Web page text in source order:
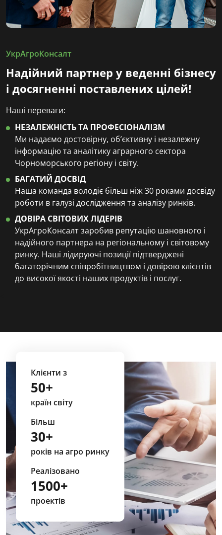
УкрАгроКонсалт
Надійний партнер у веденні бізнесу
і досягненні поставлених цілей!
Наші переваги:
НЕЗАЛЕЖНІСТЬ ТА ПРОФЕСІОНАЛІЗМ
Ми надаємо достовірну, об’єктивну і незалежну
інформацію та аналітику аграрного сектора
Чорноморського регіону і світу.
БАГАТИЙ ДОСВІД
Наша команда володіє більш ніж 30 роками досвіду
роботи в галузі дослідження та аналізу ринків.
ДОВІРА СВІТОВИХ ЛІДЕРІВ
УкрАгроКонсалт заробив репутацію шановного і
надійного партнера на регіональному і світовому
ринку. Наші лідируючі позиції підтверджені
багаторічним співробітництвом і довірою клієнтів
до високої якості наших продуктів і послуг.
Клієнти з
50+
країн світу
Більш
30+
років на агро ринку
Реалізовано
1500+
проектів